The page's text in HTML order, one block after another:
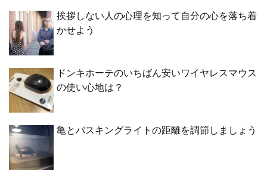
挨拶しない人の心理を知って自分の心を落ち着
かせよう
ドンキホーテのいちばん安いワイヤレスマウス
の使い心地は？
亀とバスキングライトの距離を調節しましょう